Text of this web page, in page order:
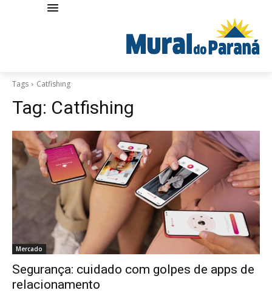
Tags Catfishing
Tag: Catfishing
Mercado
Segurança: cuidado com golpes de apps de
relacionamento